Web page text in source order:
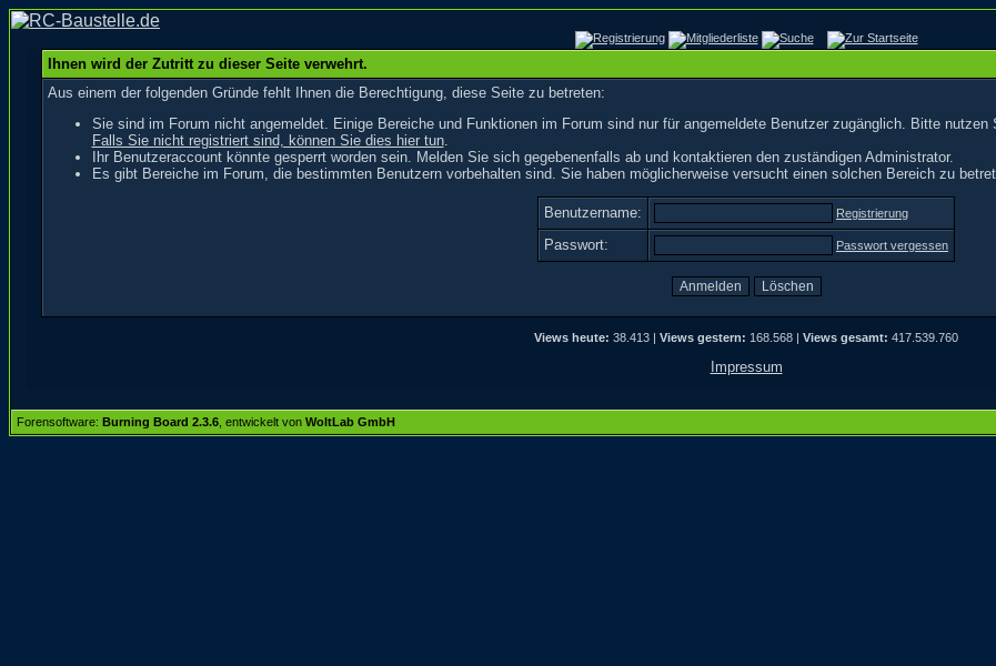
Ihnen wird der Zutritt zu dieser Seite verwehrt.
Aus einem der folgenden Gründe fehlt Ihnen die Berechtigung, diese Seite zu betreten:
Sie sind im Forum nicht angemeldet. Einige Bereiche und Funktionen im Forum sind nur für angemeldete Benutzer zugänglich. Bitte
Falls Sie nicht registriert sind, können Sie dies hier tun.
Ihr Benutzeraccount könnte gesperrt worden sein. Melden Sie sich gegebenenfalls ab und kontaktieren den zuständigen Administrator.
Es gibt Bereiche im Forum, die bestimmten Benutzern vorbehalten sind. Sie haben möglicherweise versucht einen solchen Bereich zu
Benutzername: Registrierung
Passwort: Passwort vergessen
Views heute: 38.413 | Views gestern: 168.568 | Views gesamt: 417.539.760
Impressum
Forensoftware: Burning Board 2.3.6 , entwickelt von WoltLab GmbH